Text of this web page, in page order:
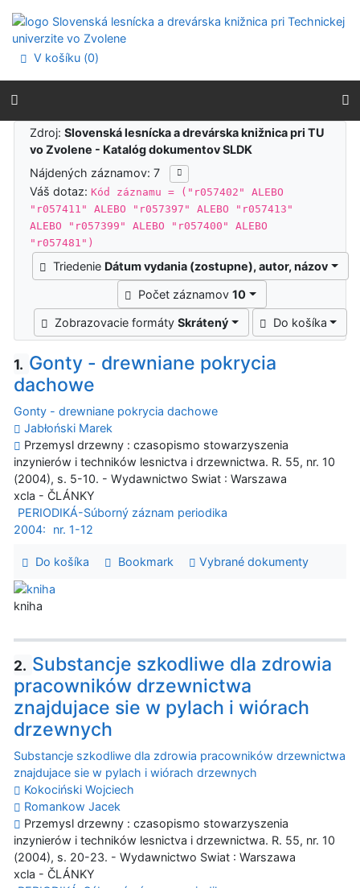
Prejsť na menu
Prehlásenie o webovej prístupnosti
V košíku (0)
Výsledky vyhľadávania
Zdroj:Slovenská lesnícka a drevárska knižnica pri TU
vo Zvolene - Katalóg dokumentov SLDK
Nájdených záznamov: 7
Váš dotaz:Kód záznamu = ("r057402" ALEBO
"r057411" ALEBO "r057397" ALEBO "r057413"
ALEBO "r057399" ALEBO "r057400" ALEBO
"r057481")
Triedenie Dátum vydania (zostupne), autor, názov
Počet záznamov10
Zobrazovacie formátySkrátený Do košíka
1. Gonty - drewniane pokrycia
dachowe
Gonty - drewniane pokrycia dachowe
Jabłoński Marek
Przemysl drzewny : czasopismo stowarzyszenia
inzynierów i techników lesnictva i drzewnictwa. R. 55, nr. 10
(2004), s. 5-10. - Wydawnictwo Swiat : Warszawa
xcla - ČLÁNKY
PERIODIKÁ-Súborný záznam periodika
2004:
nr. 1-12
Do košíka Bookmark Vybrané dokumenty
kniha
2. Substancje szkodliwe dla zdrowia
pracowników drzewnictwa
znajdujace sie w pylach i wiórach
drzewnych
Substancje szkodliwe dla zdrowia pracowników drzewnictwa
znajdujace sie w pylach i wiórach drzewnych
Kokociński Wojciech
Romankow Jacek
Przemysl drzewny : czasopismo stowarzyszenia
inzynierów i techników lesnictva i drzewnictwa. R. 55, nr. 10
(2004), s. 20-23. - Wydawnictwo Swiat : Warszawa
xcla - ČLÁNKY